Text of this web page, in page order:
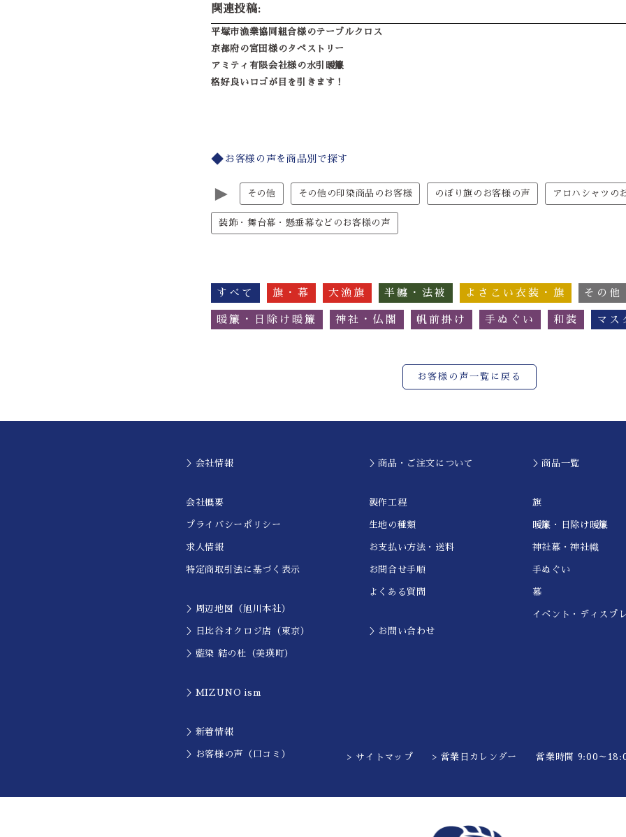
関連投稿:
平塚市漁業協同組合様のテーブルクロス
京都府の宮田様のタペストリー
アミティ有限会社様の水引暖簾
格好良いロゴが目を引きます！
お客様の声を商品別で探す
► その他 その他の印染商品のお客様 のぼり旗のお客様の声 アロハシャツの
装飾・舞台幕・懸垂幕などのお客様の声
すべて 旗・幕 大漁旗 半纏・法被 よさこい衣装・旗 その他
暖簾・日除け暖簾 神社・仏閣 帆前掛け 手ぬぐい 和装 マス
お客様の声一覧に戻る
＞会社情報
会社概要
プライバシーポリシー
求人情報
特定商取引法に基づく表示
＞周辺地図（旭川本社）
＞日比谷オクロジ店（東京）
＞藍染 結の杜（美瑛町）
＞MIZUNO ism
＞新着情報
＞お客様の声（口コミ）
＞商品・ご注文について
製作工程
生地の種類
お支払い方法・送料
お問合せ手順
よくある質問
＞お問い合わせ
＞商品一覧
旗
暖簾・日除け暖簾
神社幕・神社幟
手ぬぐい
幕
イベント・ディスプ
> サイトマップ > 営業日カレンダー 営業時間 9:00～